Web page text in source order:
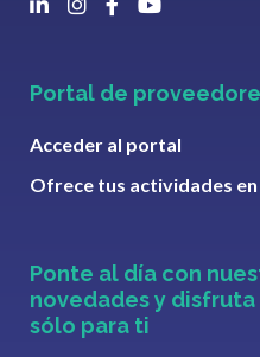
Portal de
Acceder al portal
Ofrece tus actividades
Ponte al día con
novedades y
sólo para ti